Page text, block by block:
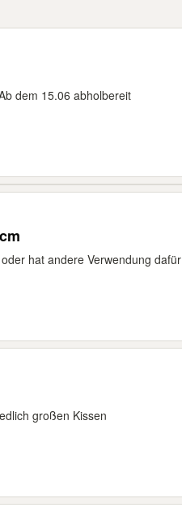
dem 15.06 abholbereit
hat andere Verwendung dafür
großen Kissen